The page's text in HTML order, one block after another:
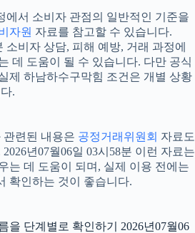
에서 소비자 관점의 일반적인 기준을
자원 자료를 참고할 수 있습니다.
소비자 상담, 피해 예방, 거래 과정에
데 도움이 될 수 있습니다. 다만 공식
제 하남하수구막힘 조건은 개별 상황
.
관련된 내용은 공정거래위원회 자료도
년07월06일 03시58분 이런 자료는
는 데 도움이 되며, 실제 이용 전에는
확인하는 것이 좋습니다.
을 단계별로 확인하기 2026년07월06